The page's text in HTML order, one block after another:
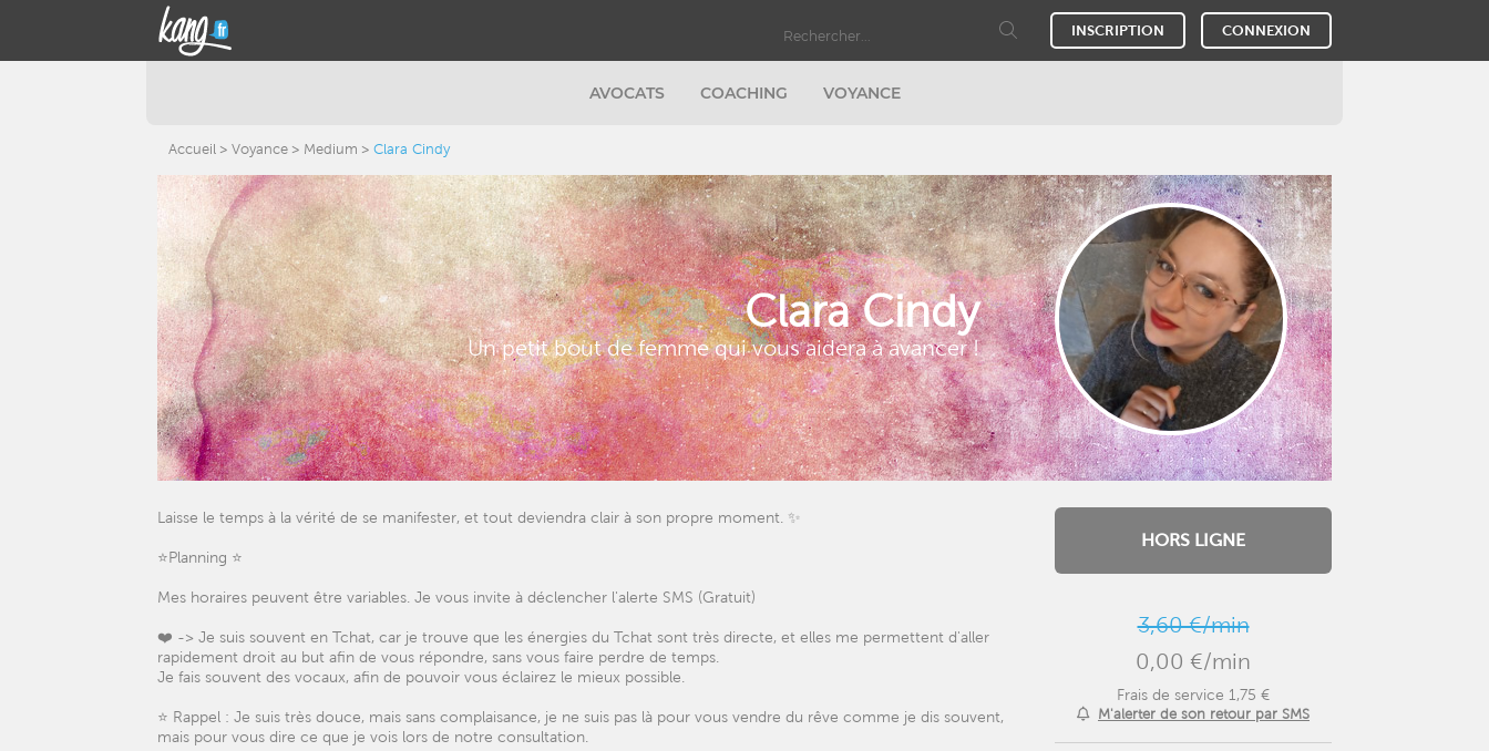
INSCRIPTION CONNEXION
AVOCATS COACHING VOYANCE
Accueil Voyance Medium Clara Cindy
Clara Cindy
Un petit bout de femme qui vous aidera à avancer !
HORS LIGNE
3,60 €/min
0,00 €/min
Frais de service 1,75 €
M'alerter de son retour par SMS
Laisse le temps à la vérité de se manifester, et tout deviendra clair à son propre moment. ✨
⭐️Planning ⭐️
Mes horaires peuvent être variables. Je vous invite à déclencher l'alerte SMS (Gratuit)
❤️ -> Je suis souvent en Tchat, car je trouve que les énergies du Tchat sont très directe, et elles me permettent d'aller
rapidement droit au but afin de vous répondre, sans vous faire perdre de temps.
Je fais souvent des vocaux, afin de pouvoir vous éclairez le mieux possible.
⭐️ Rappel : Je suis très douce, mais sans complaisance, je ne suis pas là pour vous vendre du rêve comme je dis souvent,
mais pour vous dire ce que je vois lors de notre consultation.